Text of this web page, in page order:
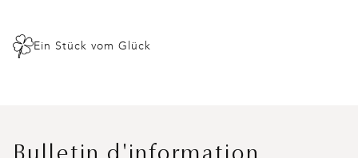
Ein Stück vom Glück